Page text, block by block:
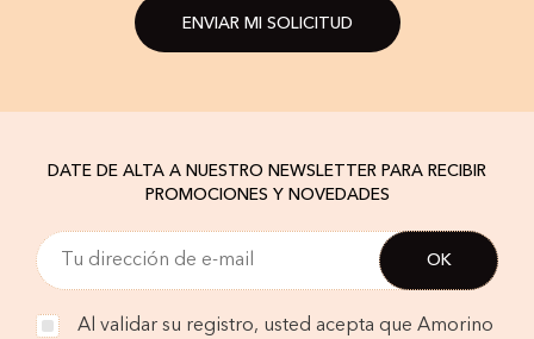
ENVIAR MI SOLICITUD
DATE DE ALTA A NUESTRO NEWSLETTER PARA RECIBIR
PROMOCIONES Y NOVEDADES
Al validar su registro, usted acepta que Amorino